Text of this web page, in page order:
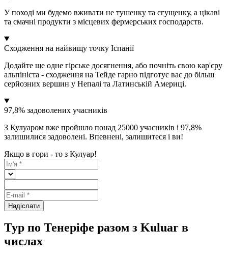
У поході ми будемо вживати не тушенку та сгущенку, а цікаві
та смачні продукти з місцевих фермерських господарств.
Сходження на найвищу точку Іспанії
Додайте ще одне гірське досягнення, або почніть свою кар'єру
альпініста - сходження на Тейде гарно підготує вас до більш
серйозних вершин у Непалі та Латинській Америці.
97,8% задоволених учасників
З Кулуаром вже пройшло понад 25000 учасників і 97,8%
залишилися задоволені. Впевнені, залишитеся і ви!
Якщо в гори - то з Кулуар!
Надіслати
Тур по Тенеріфе разом з Kuluar в
числах